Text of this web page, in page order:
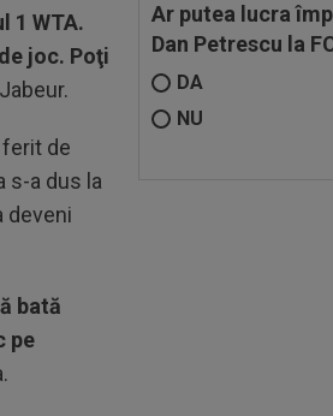
1 WTA.
joc. Poţi
de
s-a dus la
deveni
bată
pe
Ar putea lucra
Dan Petrescu la
DA
NU